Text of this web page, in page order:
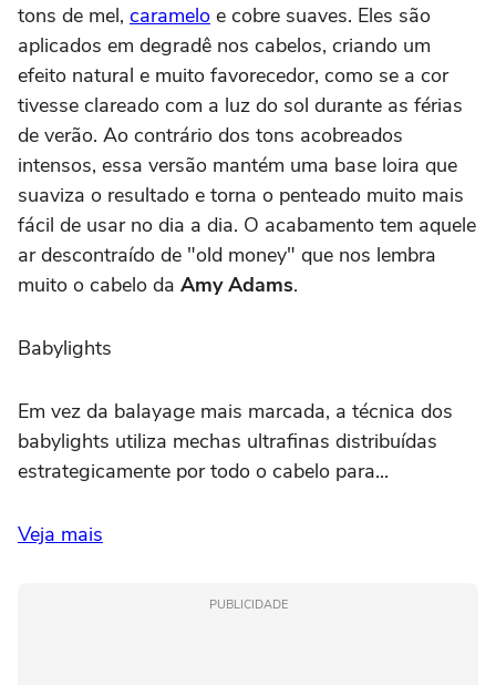
tons de mel, caramelo e cobre suaves. Eles são
aplicados em degradê nos cabelos, criando um
efeito natural e muito favorecedor, como se a cor
tivesse clareado com a luz do sol durante as férias
de verão. Ao contrário dos tons acobreados
intensos, essa versão mantém uma base loira que
suaviza o resultado e torna o penteado muito mais
fácil de usar no dia a dia. O acabamento tem aquele
ar descontraído de "old money" que nos lembra
muito o cabelo da Amy Adams.
Babylights
Em vez da balayage mais marcada, a técnica dos
babylights utiliza mechas ultrafinas distribuídas
estrategicamente por todo o cabelo para...
Veja mais
PUBLICIDADE